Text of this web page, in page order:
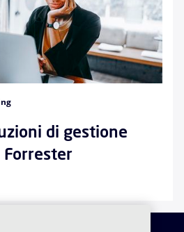
di gestione
Forrester